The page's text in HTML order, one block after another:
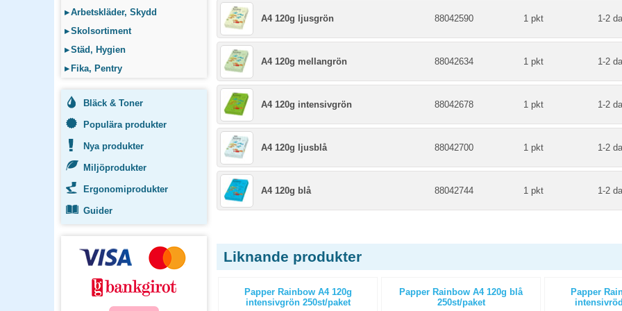
▸Arbetskläder, Skydd
▸Skolsortiment
▸Städ, Hygien
▸ Fika, Pentry
Bläck & Toner
Populära produkter
Nya produkter
Miljöprodukter
Ergonomiprodukter
Guider
A4 120g ljusgrön 88042590 1 pkt 1-2
A4 120g mellangrön 88042634 1 pkt 1-2
A4 120g intensivgrön 88042678 1 pkt 1-2
A4 120g ljusblå 88042700 1 pkt 1-2
A4 120g blå 88042744 1 pkt 1-2
Liknande produkter
Papper Rainbow A4 120g ljusgrön
Papper Rainbow A4 120g
intensivgrön 250st/paket
Papper Rainbow A4 120g blå
250st/paket
Papper